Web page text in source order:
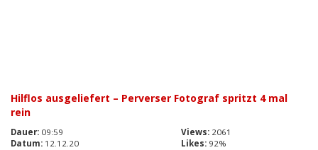
Hilflos ausgeliefert – Perverser Fotograf spritzt 4 mal
rein
Dauer: 09:59 Views: 2061
Datum: 12.12.20 Likes: 92%